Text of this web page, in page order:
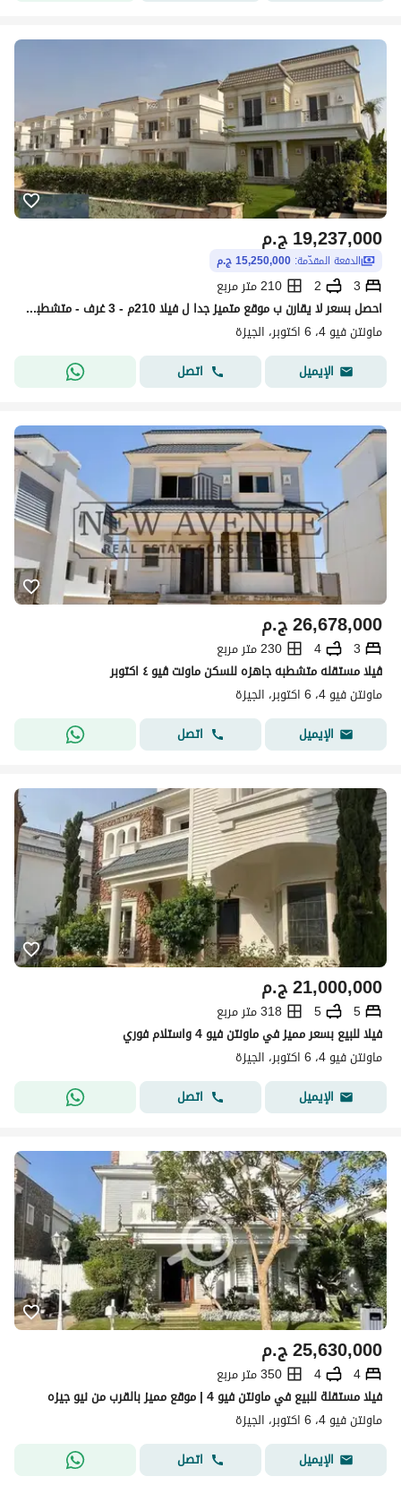
ج.م19,237,000
الدفعة المقدّمة: 15,250,000 ج.م
3
2
210 متر مربع
احصل بسعر لا يقارن ب موقع متميز جدا ل فيلا 210م - 3 غرف - متشطبه بالكامل - بمقدم واقساط مرنه ف ماونتن فيو 4 _ Mountain view 4
ماونتن فيو 4، 6 اكتوبر، الجيزة
الإيميل
اتصل
ج.م26,678,000
3
4
230 متر مربع
ڤيلا مستقله متشطبه جاهزه للسكن ماونت ڤيو ٤ اكتوبر
ماونتن فيو 4، 6 اكتوبر، الجيزة
الإيميل
اتصل
ج.م21,000,000
5
5
318 متر مربع
فيلا للبيع بسعر مميز في ماونتن فيو 4 واستلام فوري
ماونتن فيو 4، 6 اكتوبر، الجيزة
الإيميل
اتصل
ج.م25,630,000
4
4
350 متر مربع
فيلا مستقلة للبيع في ماونتن فيو 4 | موقع مميز بالقرب من نيو جيزه
ماونتن فيو 4، 6 اكتوبر، الجيزة
الإيميل
اتصل